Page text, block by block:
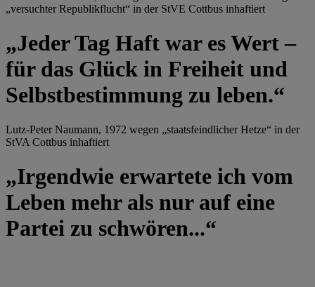
„versuchter Republikflucht“ in der StVE Cottbus inhaftiert
„Jeder Tag Haft war es Wert –
für das Glück in Freiheit und
Selbstbestimmung zu leben.“
Lutz-Peter Naumann, 1972 wegen „staatsfeindlicher Hetze“ in der
StVA Cottbus inhaftiert
„Irgendwie erwartete ich vom
Leben mehr als nur auf eine
Partei zu schwören...“